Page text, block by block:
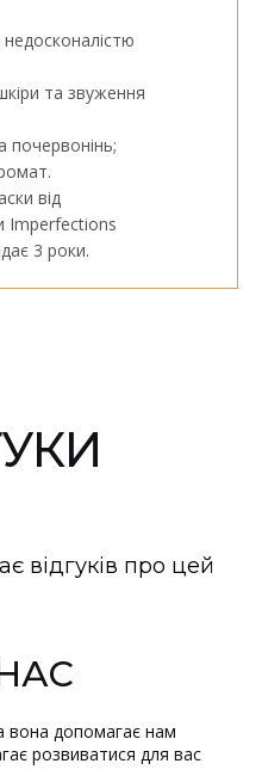
та звуження
почервонінь;
від
Imperfections
3 роки.
відгуків про цей
допомагає нам
розвиватися для вас